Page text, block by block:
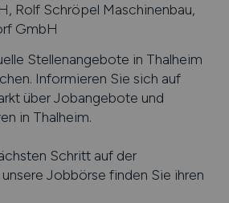
Rolf Schröpel Maschinenbau,
GmbH
Stellenangebote in Thalheim
Informieren Sie sich auf
über Jobangebote und
in Thalheim.
Schritt auf der
Jobbörse finden Sie ihren